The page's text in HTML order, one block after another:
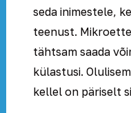
seda inimestele,
teenust.
tähtsam saada
külastusi.
kellel on päriselt